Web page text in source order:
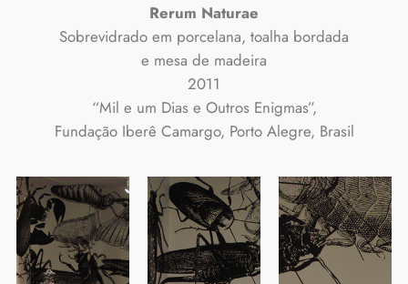
Rerum Naturae
Sobrevidrado em porcelana, toalha bordada
e mesa de madeira
2011
“Mil e um Dias e Outros Enigmas”,
Fundação Iberê Camargo, Porto Alegre, Brasil